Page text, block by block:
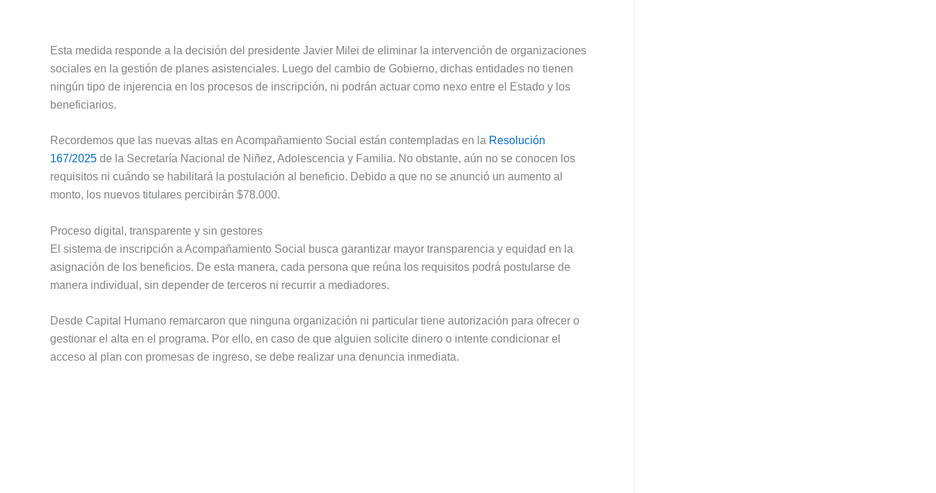
Esta medida responde a la decisión del presidente Javier Milei de eliminar la intervención de organizaciones
sociales en la gestión de planes asistenciales. Luego del cambio de Gobierno, dichas entidades no tienen
ningún tipo de injerencia en los procesos de inscripción, ni podrán actuar como nexo entre el Estado y los
beneficiarios.
Recordemos que las nuevas altas en Acompañamiento Social están contempladas en la Resolución
167/2025 de la Secretaría Nacional de Niñez, Adolescencia y Familia. No obstante, aún no se conocen los
requisitos ni cuándo se habilitará la postulación al beneficio. Debido a que no se anunció un aumento al
monto, los nuevos titulares percibirán $78.000.
Proceso digital, transparente y sin gestores
El sistema de inscripción a Acompañamiento Social busca garantizar mayor transparencia y equidad en la
asignación de los beneficios. De esta manera, cada persona que reúna los requisitos podrá postularse de
manera individual, sin depender de terceros ni recurrir a mediadores.
Desde Capital Humano remarcaron que ninguna organización ni particular tiene autorización para ofrecer o
gestionar el alta en el programa. Por ello, en caso de que alguien solicite dinero o intente condicionar el
acceso al plan con promesas de ingreso, se debe realizar una denuncia inmediata.